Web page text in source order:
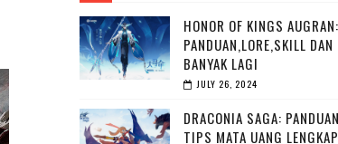
HONOR OF KINGS AUGRAN:
PANDUAN,LORE,SKILL DAN
BANYAK LAGI
JULY 26, 2024
DRACONIA SAGA:
TIPS MATA UANG LENGKAP